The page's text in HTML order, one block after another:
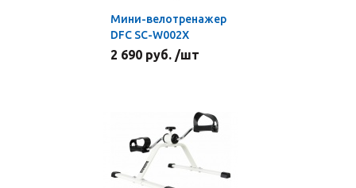
Мини-велотренажер
DFC SC-W002X
2 690 руб. /шт